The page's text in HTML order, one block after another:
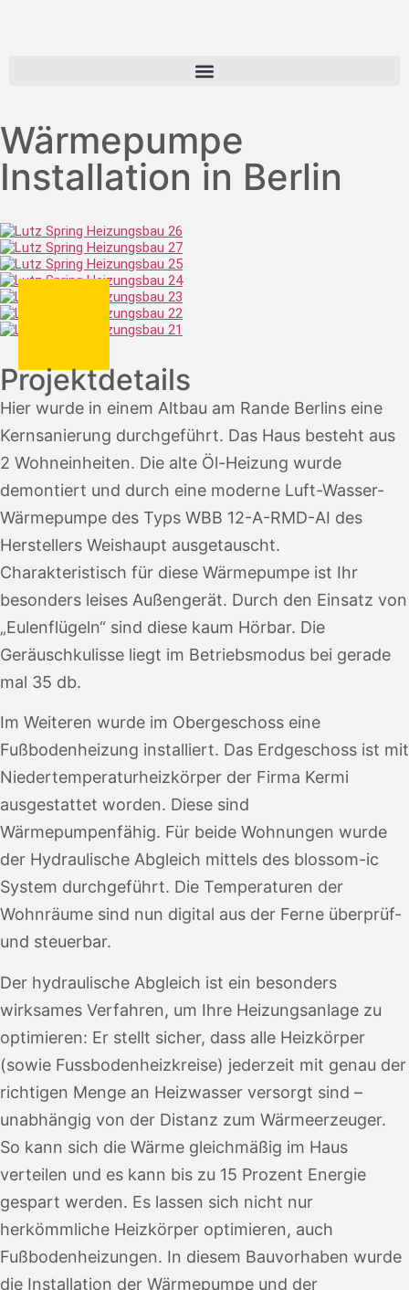
Wärmepumpe
Installation in Berlin
Projektdetails
Hier wurde in einem Altbau am Rande Berlins eine
Kernsanierung durchgeführt. Das Haus besteht aus
2 Wohneinheiten. Die alte Öl-Heizung wurde
demontiert und durch eine moderne Luft-Wasser-
Wärmepumpe des Typs WBB 12-A-RMD-AI des
Herstellers Weishaupt ausgetauscht.
Charakteristisch für diese Wärmepumpe ist Ihr
besonders leises Außengerät. Durch den Einsatz von
„Eulenflügeln“ sind diese kaum Hörbar. Die
Geräuschkulisse liegt im Betriebsmodus bei gerade
mal 35 db.
Im Weiteren wurde im Obergeschoss eine
Fußbodenheizung installiert. Das Erdgeschoss ist mit
Niedertemperaturheizkörper der Firma Kermi
ausgestattet worden. Diese sind
Wärmepumpenfähig. Für beide Wohnungen wurde
der Hydraulische Abgleich mittels des blossom-ic
System durchgeführt. Die Temperaturen der
Wohnräume sind nun digital aus der Ferne überprüf-
und steuerbar.
Der hydraulische Abgleich ist ein besonders
wirksames Verfahren, um Ihre Heizungsanlage zu
optimieren: Er stellt sicher, dass alle Heizkörper
(sowie Fussbodenheizkreise) jederzeit mit genau der
richtigen Menge an Heizwasser versorgt sind –
unabhängig von der Distanz zum Wärmeerzeuger.
So kann sich die Wärme gleichmäßig im Haus
verteilen und es kann bis zu 15 Prozent Energie
gespart werden. Es lassen sich nicht nur
herkömmliche Heizkörper optimieren, auch
Fußbodenheizungen. In diesem Bauvorhaben wurde
die Installation der Wärmepumpe und der